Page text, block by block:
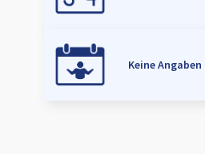
Keine Angaben